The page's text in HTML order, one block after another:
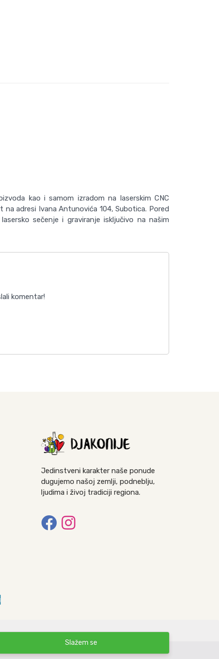
Slažem se
kao i samom izradom na laserskim CNC
adresi Ivana Antunovića 104, Subotica. Pored
sečenje i graviranje isključivo na našim
komentar!
Jedinstveni karakter naše ponude
dugujemo našoj zemlji, podneblju,
ljudima i živoj tradiciji regiona.